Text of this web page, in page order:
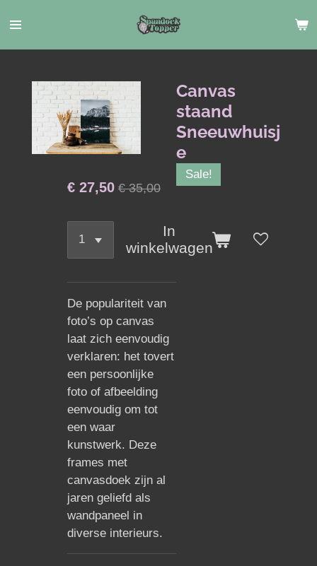
direct
naar
hoofdinhoud
Canvas
staand
Sneeuwhuisj
e
Sale!
€ 27,50 € 35,00
In
winkelwagen
De populariteit van
foto’s op canvas
laat zich eenvoudig
verklaren: het tovert
een persoonlijke
foto of afbeelding
eenvoudig om tot
een waar
kunstwerk. Deze
frames met
canvasdoek zijn al
jaren geliefd als
wandpaneel in
diverse interieurs.